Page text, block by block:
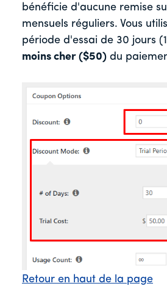
bénéficie d'aucune remise
mensuels réguliers. Vous
période d'essai de 30 jours
moins cher ($50) du
Retour en haut de la page